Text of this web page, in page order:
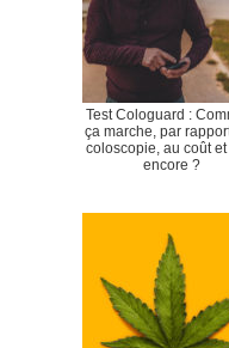
Test Cologuard :
ça marche, par
coloscopie, au coût
encore ?